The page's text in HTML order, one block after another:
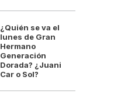
¿Quién se va el
lunes de Gran
Hermano
Generación
Dorada? ¿Juani
Car o Sol?